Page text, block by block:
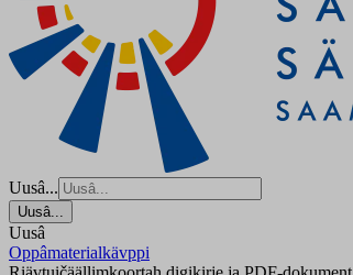
Uusâ...
Uusâ...
Uusâ
Oppâmaterialkävppi